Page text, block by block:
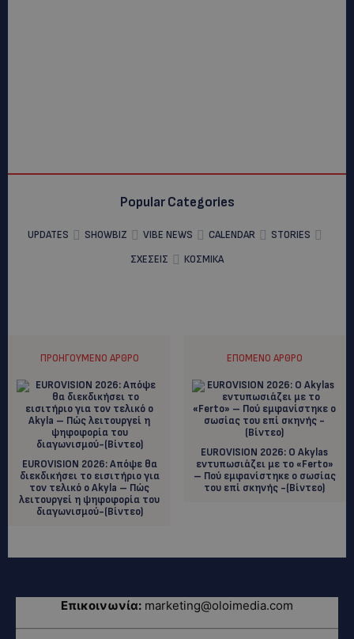
Popular Categories
UPDATES SHOWBIZ VIBE NEWS CALENDAR
STORIES
ΣΧΕΣΕΙΣ
ΚΟΣΜΙΚΑ
ΠΡΟΗΓΟΎΜΕΝΟ ΆΡΘΡΟ
EUROVISION 2026: Απόψε θα
διεκδικήσει το εισιτήριο για
τον τελικό ο Akyla – Πώς
λειτουργεί η ψηφοφορία του
διαγωνισμού-(Βίντεο)
ΕΠΌΜΕΝΟ ΆΡΘΡΟ
EUROVISION 2026: Ο Akylas
εντυπωσιάζει με το «Ferto»
– Πού εμφανίστηκε ο σωσίας
του επί σκηνής -(Βίντεο)
Επικοινωνία: marketing@oloimedia.com